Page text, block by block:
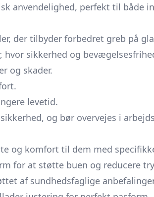
anvendelighed, perfekt til både
der tilbyder forbedret greb på
sikkerhed og
og skader.
levetid.
og bør overvejes i
og komfort til dem med
for at støtte buen og reducere
af sundhedsfaglige